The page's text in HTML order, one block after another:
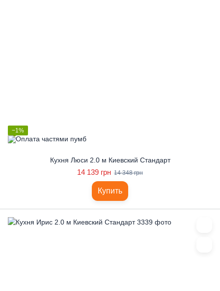
−1%
Кухня Люси 2.0 м Киевский Стандарт
14 139 грн 14 348 грн
Купить